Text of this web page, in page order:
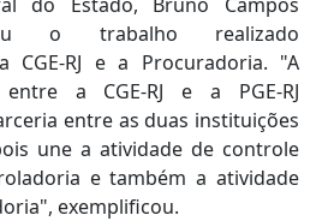
o trabalho realizado
CGE-RJ e a Procuradoria. "A
a CGE-RJ e a PGE-RJ
entre as duas instituições
une a atividade de controle
e também a atividade
exemplificou.